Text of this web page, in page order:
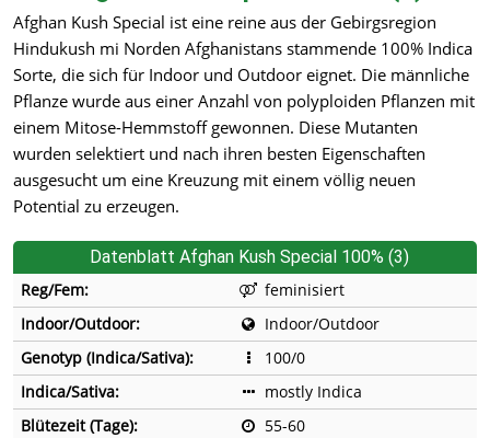
Reseller
Afghan Kush Special ist eine reine aus der Gebirgsregion
Hindukush mi Norden Afghanistans stammende 100% Indica
Sorte, die sich für Indoor und Outdoor eignet. Die männliche
Pflanze wurde aus einer Anzahl von polyploiden Pflanzen mit
einem Mitose-Hemmstoff gewonnen. Diese Mutanten
wurden selektiert und nach ihren besten Eigenschaften
ausgesucht um eine Kreuzung mit einem völlig neuen
Potential zu erzeugen.
Datenblatt Afghan Kush Special 100% (3)
Reg/Fem:
feminisiert
Indoor/Outdoor:
Indoor/Outdoor
Genotyp (Indica/Sativa):
100/0
Indica/Sativa:
mostly Indica
Blütezeit (Tage):
55-60